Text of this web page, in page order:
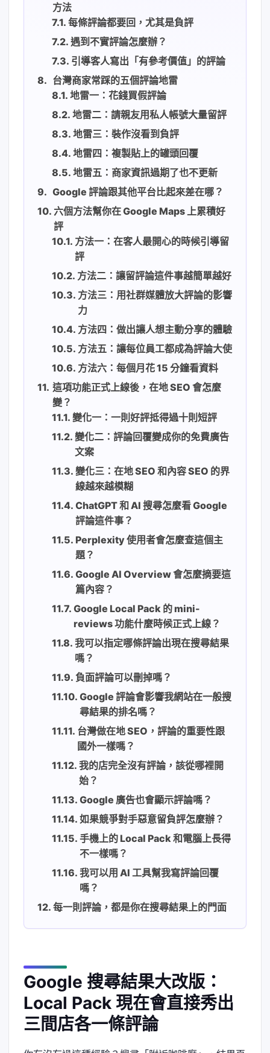
方法
每條評論都要回，尤其是負評
遇到不實評論怎麼辦？
引導客人寫出「有參考價值」的評論
台灣商家常踩的五個評論地雷
地雷一：花錢買假評論
地雷二：請親友用私人帳號大量留評
地雷三：裝作沒看到負評
地雷四：複製貼上的罐頭回覆
地雷五：商家資訊過期了也不更新
Google 評論跟其他平台比起來差在哪？
六個方法幫你在 Google Maps 上累積好
評
方法一：在客人最開心的時候引導留
評
方法二：讓留評論這件事越簡單越好
方法三：用社群媒體放大評論的影響
力
方法四：做出讓人想主動分享的體驗
方法五：讓每位員工都成為評論大使
方法六：每個月花 15 分鐘看資料
這項功能正式上線後，在地 SEO 會怎麼
變？
變化一：一則好評抵得過十則短評
變化二：評論回覆變成你的免費廣告
文案
變化三：在地 SEO 和內容 SEO 的界
線越來越模糊
ChatGPT 和 AI 搜尋怎麼看 Google
評論這件事？
Perplexity 使用者會怎麼查這個主
題？
Google AI Overview 會怎麼摘要這
篇內容？
Google Local Pack 的 mini-
reviews 功能什麼時候正式上線？
我可以指定哪條評論出現在搜尋結果
嗎？
負面評論可以刪掉嗎？
Google 評論會影響我網站在一般搜
尋結果的排名嗎？
台灣做在地 SEO，評論的重要性跟
國外一樣嗎？
我的店完全沒有評論，該從哪裡開
始？
Google 廣告也會顯示評論嗎？
如果競爭對手惡意留負評怎麼辦？
手機上的 Local Pack 和電腦上長得
不一樣嗎？
我可以用 AI 工具幫我寫評論回覆
嗎？
每一則評論，都是你在搜尋結果上的門面
Google 搜尋結果大改版：
Local Pack 現在會直接秀出
三間店各一條評論